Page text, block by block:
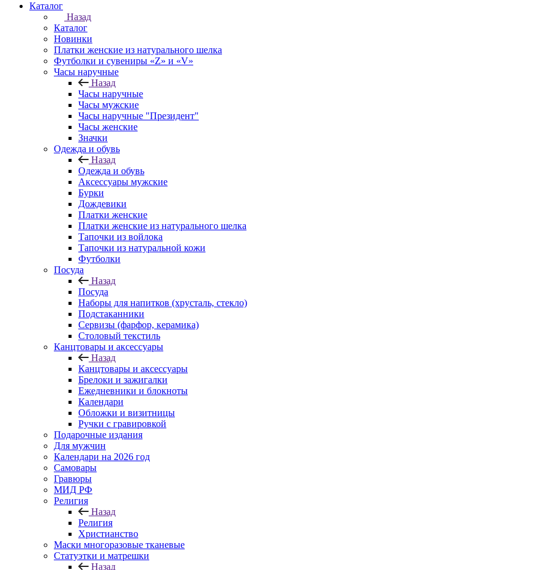
Каталог
Назад
Каталог
Новинки
Платки женские из натурального шелка
Футболки и сувениры «Z» и «V»
Часы наручные
Назад
Часы наручные
Часы мужские
Часы наручные "Президент"
Часы женские
Значки
Одежда и обувь
Назад
Одежда и обувь
Аксессуары мужские
Бурки
Дождевики
Платки женские
Платки женские из натурального шелка
Тапочки из войлока
Тапочки из натуральной кожи
Футболки
Посуда
Назад
Посуда
Наборы для напитков (хрусталь, стекло)
Подстаканники
Сервизы (фарфор, керамика)
Столовый текстиль
Канцтовары и аксессуары
Назад
Канцтовары и аксессуары
Брелоки и зажигалки
Ежедневники и блокноты
Календари
Обложки и визитницы
Ручки с гравировкой
Подарочные издания
Для мужчин
Календари на 2026 год
Самовары
Гравюры
МИД РФ
Религия
Назад
Религия
Христианство
Маски многоразовые тканевые
Статуэтки и матрешки
Назад